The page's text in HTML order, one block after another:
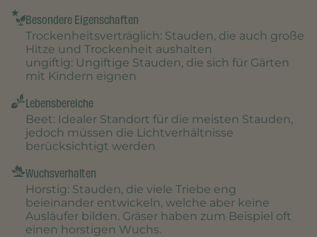
Besondere Eigenschaften
Trockenheitsverträglich: Stauden, die auch große
Hitze und Trockenheit aushalten
ungiftig: Ungiftige Stauden, die sich für Gärten
mit Kindern eignen
Lebensbereiche
Beet: Idealer Standort für die meisten Stauden,
jedoch müssen die Lichtverhältnisse
berücksichtigt werden
Wuchsverhalten
Horstig: Stauden, die viele Triebe eng
beieinander entwickeln, welche aber keine
Ausläufer bilden. Gräser haben zum Beispiel oft
einen horstigen Wuchs.